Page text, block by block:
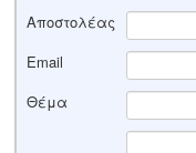
Αποστολέας
Email
Θέμα